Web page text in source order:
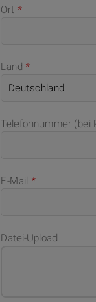
Ort *
Land *
Telefonnummer (bei
E-Mail *
Datei-Upload